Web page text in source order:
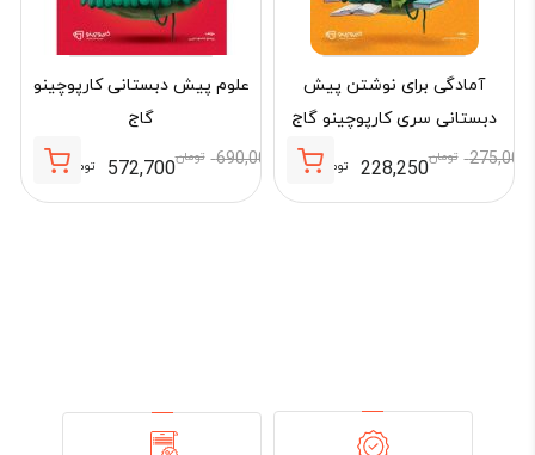
آمادگی برای نوشتن پیش
دبستانی سری کارپوچینو گاج
275,000 تومان228,250 تومان
علوم پیش دبستانی کارپوچینو
گاج
690,000 تومان572,700 تومان